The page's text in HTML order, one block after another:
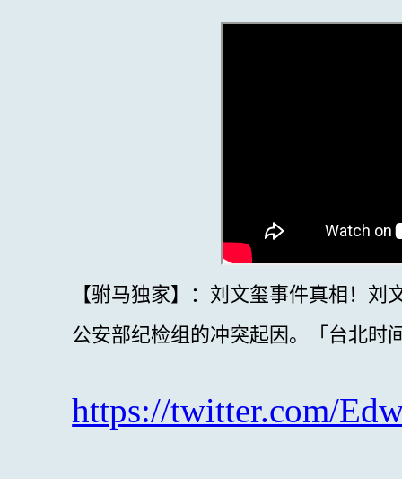
【驸马独家】：刘文玺事件真相！
公安部纪检组的冲突起因。「台北时
https://twitter.com/